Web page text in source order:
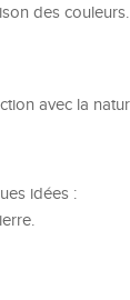
des couleurs.
avec la
idées :